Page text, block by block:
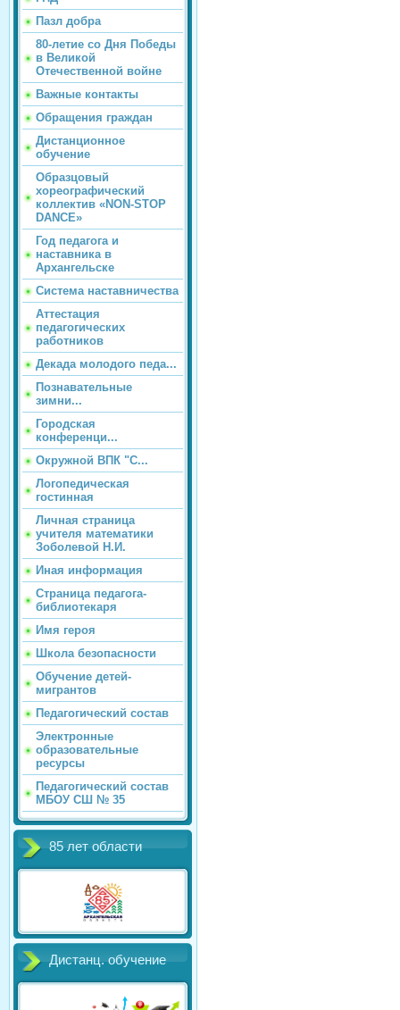
Пазл добра
80-летие со Дня Победы
в Великой
Отечественной войне
Важные контакты
Обращения граждан
Дистанционное
обучение
Образцовый
хореографический
коллектив «NON-STOP
DANCE»
Год педагога и
наставника в
Архангельске
Система наставничества
Аттестация
педагогических
работников
Декада молодого педа...
Познавательные
зимни...
Городская
конференци...
Окружной ВПК "С...
Логопедическая
гостинная
Личная страница
учителя математики
Зоболевой Н.И.
Иная информация
Страница педагога-
библиотекаря
Имя героя
Школа безопасности
Обучение детей-
мигрантов
Педагогический состав
Электронные
образовательные
ресурсы
Педагогический состав
МБОУ СШ № 35
85 лет области
Дистанц. обучение